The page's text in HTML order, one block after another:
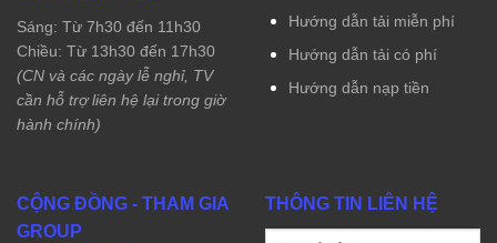
Sáng: Từ 7h30 đến 11h30
Chiều: Từ 13h30 đến 17h30
(CN và các ngày lễ nghỉ, TV
cần hỗ trợ liên hệ lại trong giờ
hành chính)
Hướng dẫn tải miễn phí
Hướng dẫn tải có phí
Hướng dẫn nạp tiền
CỘNG ĐỒNG - THAM GIA
GROUP
THÔNG TIN LIÊN HỆ